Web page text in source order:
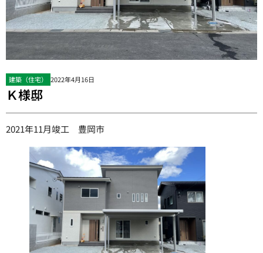
建築（住宅） 2022年4月16日
Ｋ様邸
2021年11月竣工 豊岡市